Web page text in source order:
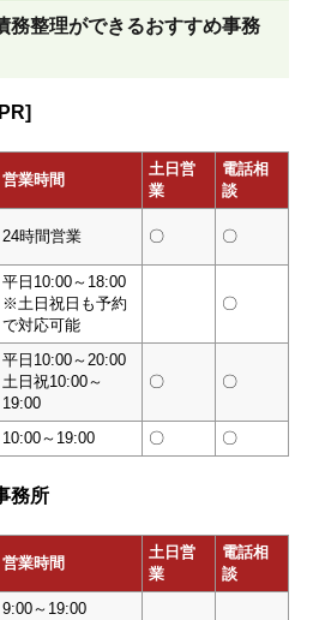
務整理ができるおすすめ事務
営業時間
土日営
業
電話相
談
24時間営業 〇 〇
平日10:00～18:00
※土日祝日も予約
で対応可能
〇
平日10:00～20:00
土日祝10:00～
19:00
〇 〇
10:00～19:00 〇 〇
務所
営業時間
土日営
業
電話相
談
9:00～19:00